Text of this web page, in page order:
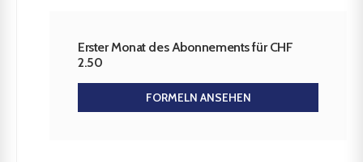
Erster Monat des Abonnements für CHF
2.50
FORMELN ANSEHEN